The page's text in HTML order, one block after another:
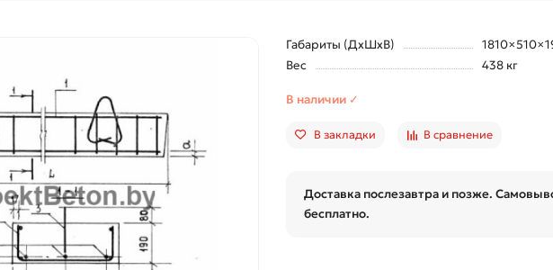
Габариты (ДхШхВ)
Вес
438 кг
В наличии ✓
В закладки В сравнение
Доставка послезавтра и позже.
бесплатно.